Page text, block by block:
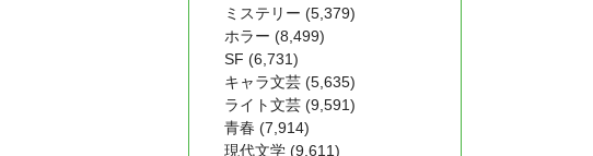
ミステリー (5,379)
ホラー (8,499)
SF (6,731)
キャラ文芸 (5,635)
ライト文芸 (9,591)
青春 (7,914)
現代文学 (9,611)